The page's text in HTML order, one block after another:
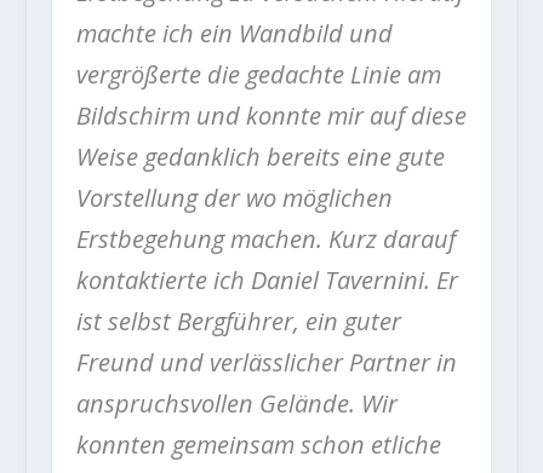
machte ich ein Wandbild und
vergrößerte die gedachte Linie am
Bildschirm und konnte mir auf diese
Weise gedanklich bereits eine gute
Vorstellung der wo möglichen
Erstbegehung machen. Kurz darauf
kontaktierte ich Daniel Tavernini. Er
ist selbst Bergführer, ein guter
Freund und verlässlicher Partner in
anspruchsvollen Gelände. Wir
konnten gemeinsam schon etliche